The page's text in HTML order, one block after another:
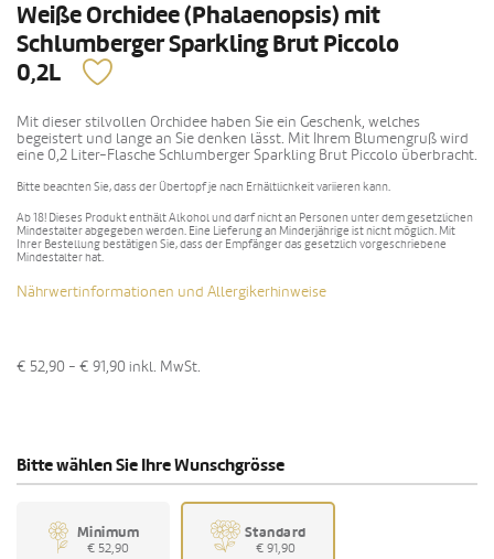
Weiße Orchidee (Phalaenopsis) mit
Schlumberger Sparkling Brut Piccolo
0,2L
Mit dieser stilvollen Orchidee haben Sie ein Geschenk, welches
begeistert und lange an Sie denken lässt. Mit Ihrem Blumengruß wird
eine 0,2 Liter-Flasche Schlumberger Sparkling Brut Piccolo überbracht.
Bitte beachten Sie, dass der Übertopf je nach Erhältlichkeit variieren kann.
Ab 18! Dieses Produkt enthält Alkohol und darf nicht an Personen unter dem gesetzlichen
Mindestalter abgegeben werden. Eine Lieferung an Minderjährige ist nicht möglich. Mit
Ihrer Bestellung bestätigen Sie, dass der Empfänger das gesetzlich vorgeschriebene
Mindestalter hat.
Nährwertinformationen und Allergikerhinweise
€ 52,90 - € 91,90 inkl. MwSt.
Bitte wählen Sie Ihre Wunschgrösse
Minimum
€ 52,90
Standard
€ 91,90